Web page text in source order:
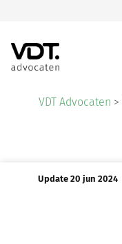
VDT Advocaten >
Update 20 jun 2024